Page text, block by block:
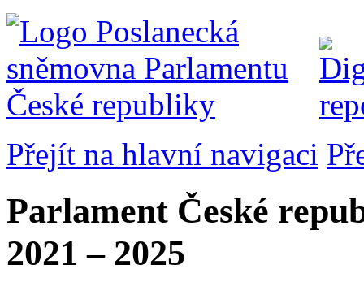
Přejít na hlavní navigaci
Parlament České
2021 – 2025